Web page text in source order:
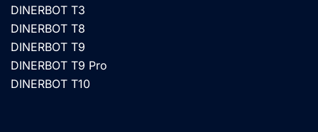
DINERBOT T3
DINERBOT T8
DINERBOT T9
DINERBOT T9 Pro
DINERBOT T10